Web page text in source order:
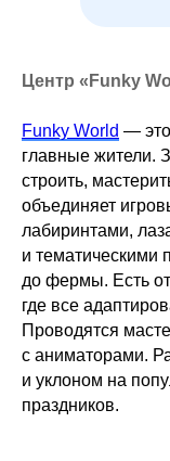
Центр «Funky
Funky World — это
главные жители.
строить,
объединяет
лабиринтами,
и тематическими
до фермы. Есть
где все
Проводятся
с аниматорами.
и уклоном на
праздников.